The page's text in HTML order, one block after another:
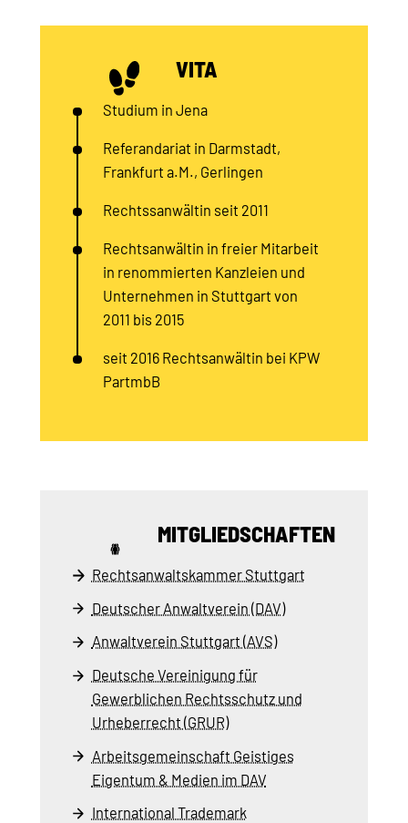
VITA
Studium in Jena
Referandariat in Darmstadt,
Frankfurt a.M., Gerlingen
Rechtssanwältin seit 2011
Rechtsanwältin in freier Mitarbeit
in renommierten Kanzleien und
Unternehmen in Stuttgart von
2011 bis 2015
seit 2016 Rechtsanwältin bei KPW
PartmbB
MITGLIEDSCHAFTEN
Rechtsanwaltskammer Stuttgart
Deutscher Anwaltverein (DAV)
Anwaltverein Stuttgart (AVS)
Deutsche Vereinigung für
Gewerblichen Rechtsschutz und
Urheberrecht (GRUR)
Arbeitsgemeinschaft Geistiges
Eigentum & Medien im DAV
International Trademark